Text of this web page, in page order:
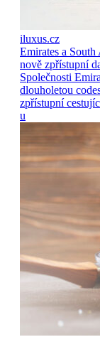
iluxus.cz
Emirates a
nově zpřístupní
Společnosti
dlouholetou
zpřístupní
u